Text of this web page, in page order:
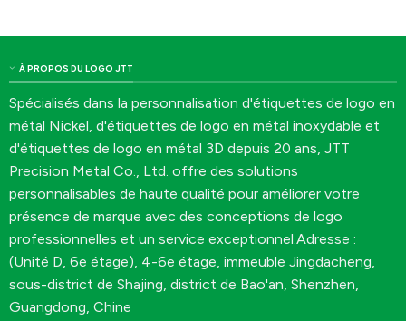
À PROPOS DU LOGO JTT
Spécialisés dans la personnalisation d'étiquettes de logo en
métal Nickel, d'étiquettes de logo en métal inoxydable et
d'étiquettes de logo en métal 3D depuis 20 ans, JTT
Precision Metal Co., Ltd. offre des solutions
personnalisables de haute qualité pour améliorer votre
présence de marque avec des conceptions de logo
professionnelles et un service exceptionnel.Adresse :
(Unité D, 6e étage), 4-6e étage, immeuble Jingdacheng,
sous-district de Shajing, district de Bao'an, Shenzhen,
Guangdong, Chine